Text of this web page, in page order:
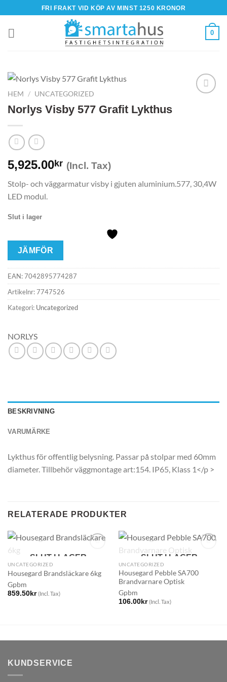
to
content
FRI FRAKT VID KÖP AV MINST 1250 KRONOR
0
HEM / UNCATEGORIZED
Norlys Visby 577 Grafit Lykthus
5,925.00kr (Incl. Tax)
Stolp- och väggarmatur visby i gjuten aluminium.577, 30,4W
LED modul.
Slut i lager
JÄMFÖR
EAN:7042895774287
Artikelnr:7747526
Kategori: Uncategorized
NORLYS
BESKRIVNING
VARUMÄRKE
Lykthus för offentlig belysning. Passar på stolpar med 60mm
diameter. Tillbehör väggmontage art:154. IP65, Klass 1</p >
RELATERADE PRODUKTER
SLUT I LAGER
UNCATEGORIZED
Housegard Brandsläckare 6kg
Gpbm
859.50kr (Incl. Tax)
SLUT I LAGER
UNCATEGORIZED
Housegard Pebble SA700
Brandvarnare Optisk
Gpbm
106.00kr (Incl. Tax)
KUNDSERVICE